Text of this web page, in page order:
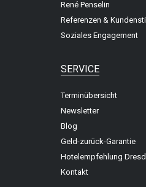
René Penselin
Referenzen &
Soziales Engagement
SERVICE
Terminübersicht
Newsletter
Blog
Geld-zurück-Garantie
Hotelempfehlung
Kontakt